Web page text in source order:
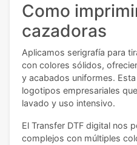
Como
cazadoras
Aplicamos serigrafía para
con colores sólidos,
y acabados uniformes.
logotipos empresariales
lavado y uso intensivo.
El Transfer DTF digital nos
complejos con múltiples